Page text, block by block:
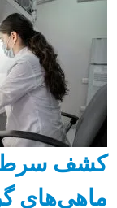
کشف
ماهی‌های